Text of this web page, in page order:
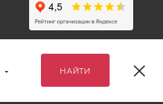
НАЙТИ